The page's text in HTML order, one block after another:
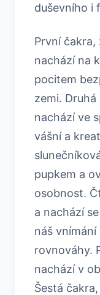
duševního i
První čakra,
nachází na
pocitem
zemi.
nachází ve
vášní a
pupkem a
osobnost.
a nachází
náš vnímání
rovnováhy.
nachází v
Šestá